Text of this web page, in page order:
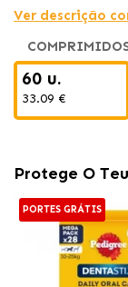
deficiências de
cardíaca e
Ver descrição
60 u.
33.09 €
Protege O
PORTES GRÁTIS